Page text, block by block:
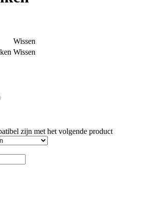
Wissen
Wissen
zijn met het volgende product